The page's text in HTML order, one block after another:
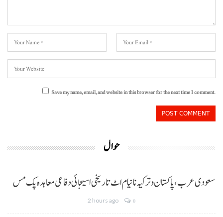
Save my name, email, and website in this browser for the next time I comment.
حوال
سعودی عرب، پاکستان و ترکیہ نا نیام اٹ تاریخی اسیجائی دفاعی معاہدہ پک مس
2 hours ago 0